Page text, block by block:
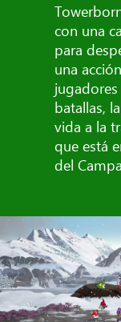
con una
para
una
batallas,
vida a la
que está
del